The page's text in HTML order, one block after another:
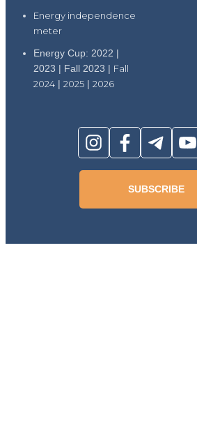
Energy independence
meter
Energy Cup: 2022 |
2023 | Fall 2023 | Fall
2024 | 2025 | 2026
SUBSCRIBE